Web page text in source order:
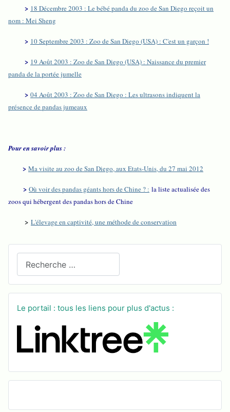
Le portail : tous les liens pour plus d'actus :
> 18 Décembre 2003 : Le bébé panda du zoo de San Diego reçoit un
nom : Mei Sheng
> 10 Septembre 2003 : Zoo de San Diego (USA) : C'est un garçon !
> 19 Août 2003 : Zoo de San Diego (USA) : Naissance du premier
panda de la portée jumelle
> 04 Août 2003 : Zoo de San Diego : Les ultrasons indiquent la
présence de pandas jumeaux
Pour en savoir plus :
> Ma visite au zoo de San Diego, aux Etats-Unis, du 27 mai 2012
> Où voir des pandas géants hors de Chine ? : la liste actualisée des
zoos qui hébergent des pandas hors de Chine
> L'élevage en captivité, une méthode de conservation